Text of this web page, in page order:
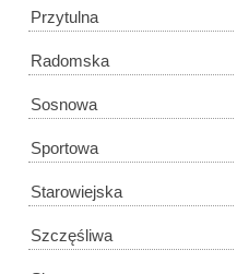
Przytulna
Radomska
Sosnowa
Sportowa
Starowiejska
Szczęśliwa